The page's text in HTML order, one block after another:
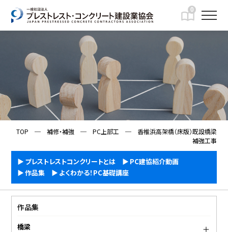
0
IMFORMATION
一般向け情報
TOP ─ 補修・補強 ─ PC上部工 ─ 香椎浜高架橋（床版）既設橋梁
補強工事
プレストレストコンクリートとは
PC建協紹介動画
作品集
よくわかる！PC基礎講座
作品集
橋梁